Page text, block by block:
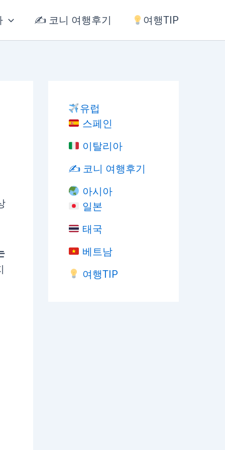
✍️ 코니 여행후기 여행TIP
유럽
스페인
이탈리아
✍️ 코니 여행후기
아시아
일본
태국
베트남
여행TIP